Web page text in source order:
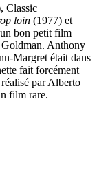
Classic
loin (1977) et
bon petit film
Anthony
Margret était dans
fait forcément
par Alberto
film rare.